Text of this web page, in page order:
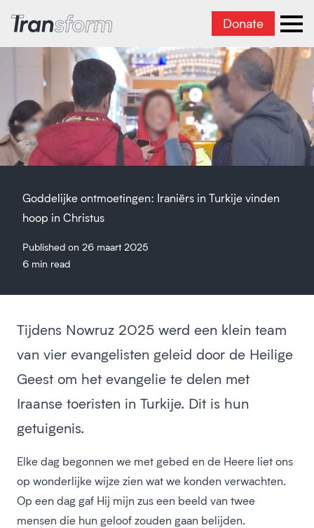
Iran transformeren Donate
Goddelijke ontmoetingen: Iraniërs in Turkije vinden
hoop in Christus
Published on 26 maart 2025
6 min read
Tijdens Nowruz 2025 werd een klein team
van vier evangelisten geleid door de Heilige
Geest om het evangelie te delen met
Iraanse toeristen in Turkije. Dit is hun
getuigenis.
Elke dag begonnen we met gebed en de Heere liet ons
op wonderlijke wijze zien wat we konden verwachten.
Op een dag gaf Hij mijn zus een beeld van twee
mensen die hun geloof zouden gaan belijden.